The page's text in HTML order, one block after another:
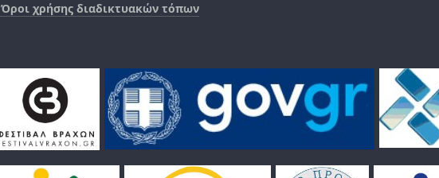
Όροι χρήσης διαδικτυακών τόπων